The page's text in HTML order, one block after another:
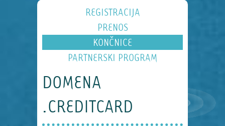
REGISTRACIJA
PRENOS
KONČNICE
PARTNERSKI PROGRAM
DOMENA
.CREDITCARD